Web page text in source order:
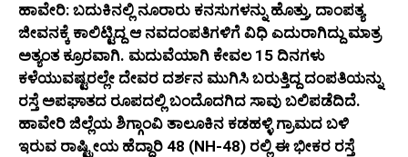
ಹಾವೇರಿ: ಬದುಕಿನಲ್ಲಿ ನೂರಾರು ಕನಸುಗಳನ್ನು ಹೊತ್ತು, ದಾಂಪತ್ಯ
ಜೀವನಕ್ಕೆ ಕಾಲಿಟ್ಟಿದ್ದ ಆ ನವದಂಪತಿಗಳಿಗೆ ವಿಧಿ ಎದುರಾಗಿದ್ದು ಮಾತ್ರ
ಅತ್ಯಂತ ಕ್ರೂರವಾಗಿ. ಮದುವೆಯಾಗಿ ಕೇವಲ 15 ದಿನಗಳು
ಕಳೆಯುವಷ್ಟರಲ್ಲೇ ದೇವರ ದರ್ಶನ ಮುಗಿಸಿ ಬರುತ್ತಿದ್ದ ದಂಪತಿಯನ್ನು
ರಸ್ತೆ ಅಪಘಾತದ ರೂಪದಲ್ಲಿ ಬಂದೊದಗಿದ ಸಾವು ಬಲಿಪಡೆದಿದೆ.
ಹಾವೇರಿ ಜಿಲ್ಲೆಯ ಶಿಗ್ಗಾಂವಿ ತಾಲೂಕಿನ ಕಡಹಳ್ಳಿ ಗ್ರಾಮದ ಬಳಿ
ಇರುವ ರಾಷ್ಟ್ರೀಯ ಹೆದ್ದಾರಿ 48 (NH-48) ರಲ್ಲಿ ಈ ಭೀಕರ ರಸ್ತೆ